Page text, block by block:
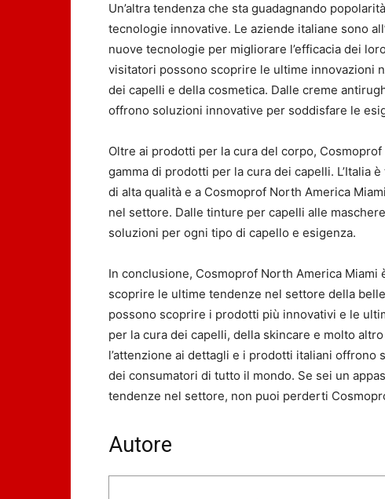
Un’altra tendenza che sta guadagnando
tecnologie innovative. Le aziende italiane sono
nuove tecnologie per migliorare l’efficacia dei
visitatori possono scoprire le ultime innovazioni
dei capelli e della cosmetica. Dalle creme
offrono soluzioni innovative per soddisfare le
Oltre ai prodotti per la cura del corpo,
gamma di prodotti per la cura dei capelli. L’Italia
di alta qualità e a Cosmoprof North America
nel settore. Dalle tinture per capelli alle
soluzioni per ogni tipo di capello e esigenza.
In conclusione, Cosmoprof North America
scoprire le ultime tendenze nel settore della
possono scoprire i prodotti più innovativi e le
per la cura dei capelli, della skincare e molto
l’attenzione ai dettagli e i prodotti italiani
dei consumatori di tutto il mondo. Se sei un
tendenze nel settore, non puoi perderti
Autore